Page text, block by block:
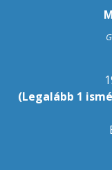
(Legalább 1